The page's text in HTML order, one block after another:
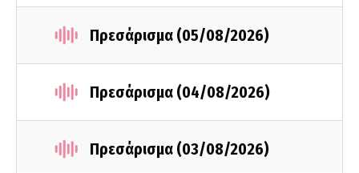
Πρεσάρισμα (05/08/2026)
Πρεσάρισμα (04/08/2026)
Πρεσάρισμα (03/08/2026)